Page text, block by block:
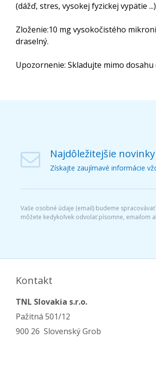
(dážď, stres, vysokej fyzickej vypätie ...)
Zloženie:10 mg vysokočistého
draselný.
Upozornenie: Skladujte mimo
Najdôležitejšie
Získajte zaujímavé informácie
Vaše osobné údaje (email) budeme
môžete kedykoľvek odvolať písomne, emailom
Kontakt
TNL Slovakia s.r.o.
Pažitná 501/12
900 26 Slovenský Grob